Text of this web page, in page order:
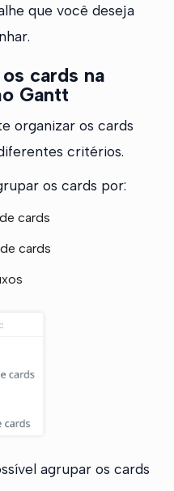
que você deseja
cards na
Gantt
organizar os cards
critérios.
os cards por:
cards
cards
agrupar os cards